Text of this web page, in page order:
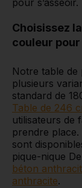
pour s’asseoir.
Choisissez
couleur
Notre table de
plusieurs
standard de
Table de 246
utilisateurs de
prendre
sont
pique-nique
béton
anthracite.